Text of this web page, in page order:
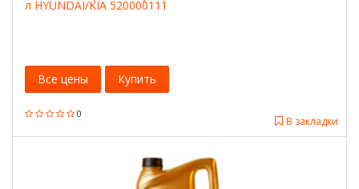
л HYUNDAI/KIA 520000111
0
В закладки
Все цены Купить